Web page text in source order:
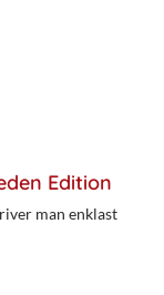
Edition
man enklast